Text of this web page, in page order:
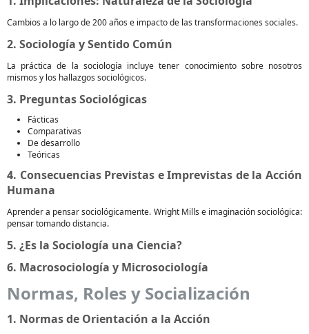
Cambios a lo largo de 200 años e impacto de las transformaciones sociales.
2. Sociología y Sentido Común
La práctica de la sociología incluye tener conocimiento sobre nosotros
mismos y los hallazgos sociológicos.
3. Preguntas Sociológicas
Fácticas
Comparativas
De desarrollo
Teóricas
4. Consecuencias Previstas e Imprevistas de la Acción
Humana
Aprender a pensar sociológicamente. Wright Mills e imaginación sociológica:
pensar tomando distancia.
5. ¿Es la Sociología una Ciencia?
6. Macrosociología y Microsociología
Normas, Roles y Socialización
1. Normas de Orientación a la Acción